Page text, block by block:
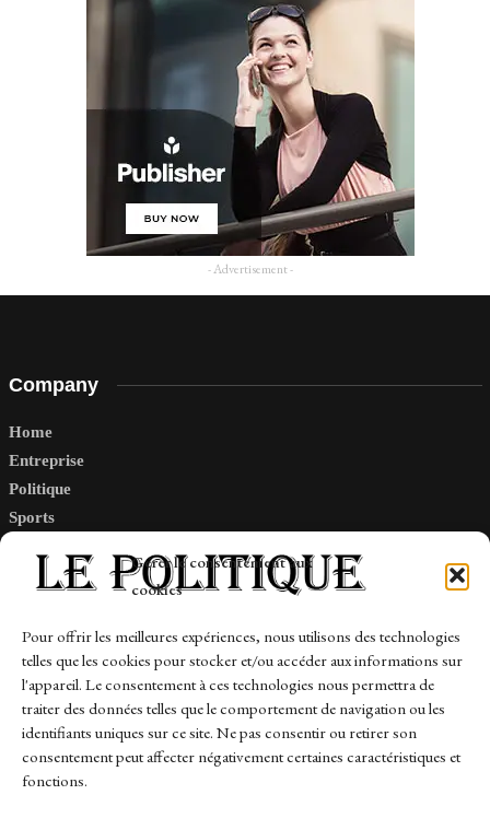
Gérer le consentement aux
cookies
Pour offrir les meilleures expériences, nous utilisons des technologies
telles que les cookies pour stocker et/ou accéder aux informations sur
l'appareil. Le consentement à ces technologies nous permettra de
traiter des données telles que le comportement de navigation ou les
identifiants uniques sur ce site. Ne pas consentir ou retirer son
consentement peut affecter négativement certaines caractéristiques et
fonctions.
- Advertisement -
Company
Home
Entreprise
Politique
Sports
Links
Contact
Sitemap